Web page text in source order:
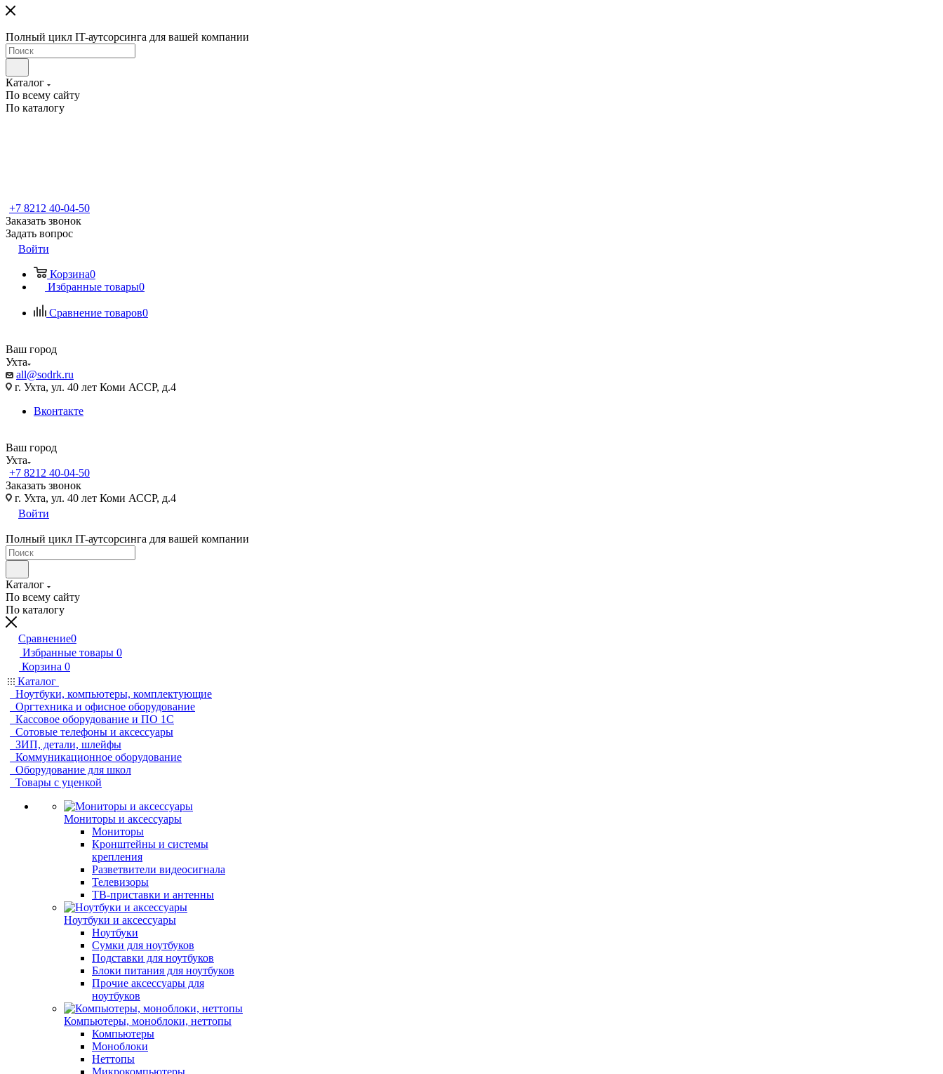
Полный цикл IT-аутсорсинга для вашей компании
Каталог
По всему сайту
По каталогу
+7 8212 40-04-50
Заказать звонок
Задать вопрос
Войти
Корзина0
Избранные товары0
Сравнение товаров0
Ваш город
Ухта
all@sodrk.ru
г. Ухта, ул. 40 лет Коми АССР, д.4
Вконтакте
Ваш город
Ухта
+7 8212 40-04-50
Заказать звонок
г. Ухта, ул. 40 лет Коми АССР, д.4
Войти
Полный цикл IT-аутсорсинга для вашей компании
Каталог
По всему сайту
По каталогу
Сравнение0
Избранные товары 0
Корзина 0
Каталог
Ноутбуки, компьютеры, комплектующие
Оргтехника и офисное оборудование
Кассовое оборудование и ПО 1С
Сотовые телефоны и аксессуары
ЗИП, детали, шлейфы
Коммуникационное оборудование
Оборудование для школ
Товары с уценкой
Мониторы и аксессуары
Мониторы
Кронштейны и системы
крепления
Разветвители видеосигнала
Телевизоры
ТВ-приставки и антенны
Ноутбуки и аксессуары
Ноутбуки
Сумки для ноутбуков
Подставки для ноутбуков
Блоки питания для ноутбуков
Прочие аксессуары для
ноутбуков
Компьютеры, моноблоки, неттопы
Компьютеры
Моноблоки
Неттопы
Микрокомпьютеры